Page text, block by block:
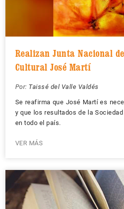
Realizan Junta Nacional
Cultural José Martí
Por: Taissé del Valle Valdés
Se reafirma que José Martí es
y que los resultados de la
en todo el país.
VER MÁS